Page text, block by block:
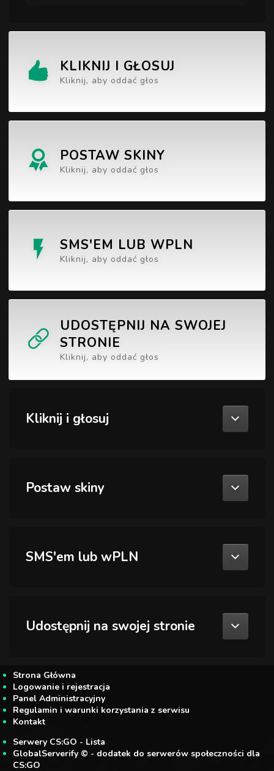
KLIKNIJ I GŁOSUJ
Kliknij, aby oddać głos
POSTAW SKINY
Kliknij, aby oddać głos
SMS'EM LUB WPLN
Kliknij, aby oddać głos
UDOSTĘPNIJ NA SWOJEJ
STRONIE
Kliknij, aby oddać głos
Kliknij i głosuj
Postaw skiny
SMS'em lub wPLN
Udostępnij na swojej stronie
Strona Główna
Logowanie i rejestracja
Panel Administracyjny
Regulamin i warunki korzystania z serwisu
Kontakt
Serwery CS:GO - Lista
GlobalServerify © - dodatek do serwerów społeczności dla
CS:GO